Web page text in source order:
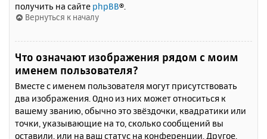
получить на сайте phpBB®.
Вернуться к началу
Что означают изображения рядом с моим
именем пользователя?
Вместе с именем пользователя могут присутствовать
два изображения. Одно из них может относиться к
вашему званию, обычно это звёздочки, квадратики или
точки, указывающие на то, сколько сообщений вы
оставили, или на ваш статус на конференции. Другое,